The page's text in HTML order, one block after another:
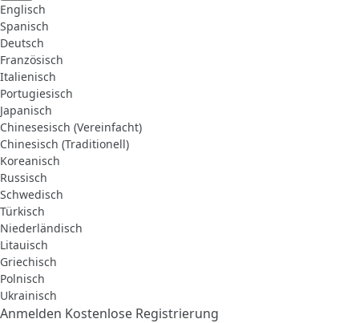
Englisch
Spanisch
Deutsch
Französisch
Italienisch
Portugiesisch
Japanisch
Chinesesisch (Vereinfacht)
Chinesisch (Traditionell)
Koreanisch
Russisch
Schwedisch
Türkisch
Niederländisch
Litauisch
Griechisch
Polnisch
Ukrainisch
Anmelden Kostenlose Registrierung